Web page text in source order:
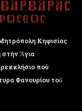
Κηφισίας
στήν Ἅγια
πού
Φανουρίου τοῦ